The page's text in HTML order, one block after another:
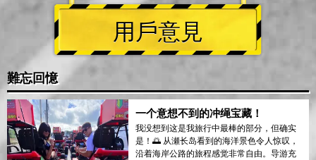
用戶意見
難忘回憶
一个意想不到的冲绳宝藏！
我没想到这是我旅行中最棒的部分，但确实
是！🌅 从瀬长岛看到的海洋景色令人惊叹，
沿着海岸公路的旅程感觉非常自由。导游充